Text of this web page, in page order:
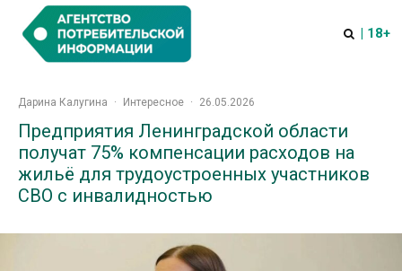
| 18+
Дарина Калугина · Интересное · 26.05.2026
Предприятия Ленинградской области
получат 75% компенсации расходов на
жильё для трудоустроенных участников
СВО с инвалидностью